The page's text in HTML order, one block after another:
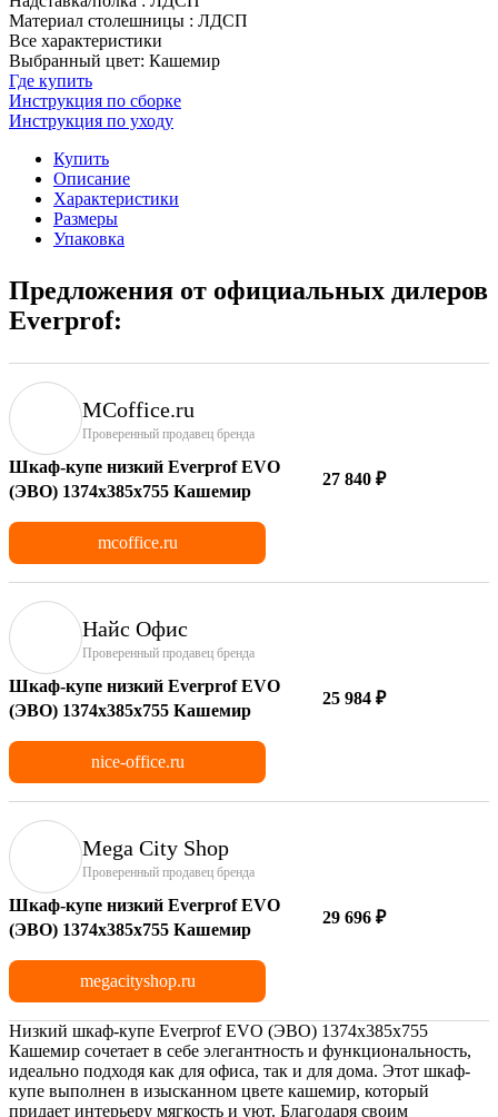
Материал столешницы : ЛДСП
Все характеристики
Выбранный цвет: Кашемир
Где купить
Инструкция по сборке
Инструкция по уходу
Купить
Описание
Характеристики
Размеры
Упаковка
Предложения от официальных дилеров
Everprof:
MCoffice.ru
Проверенный продавец бренда
Шкаф-купе низкий Everprof EVO
(ЭВО) 1374х385х755 Кашемир
27 840 ₽
mcoffice.ru
Найс Офис
Проверенный продавец бренда
Шкаф-купе низкий Everprof EVO
(ЭВО) 1374х385х755 Кашемир
25 984 ₽
nice-office.ru
Mega City Shop
Проверенный продавец бренда
Шкаф-купе низкий Everprof EVO
(ЭВО) 1374х385х755 Кашемир
29 696 ₽
megacityshop.ru
Низкий шкаф-купе Everprof EVO (ЭВО) 1374х385х755
Кашемир сочетает в себе элегантность и функциональность,
идеально подходя как для офиса, так и для дома. Этот шкаф-
купе выполнен в изысканном цвете кашемир, который
придает интерьеру мягкость и уют. Благодаря своим